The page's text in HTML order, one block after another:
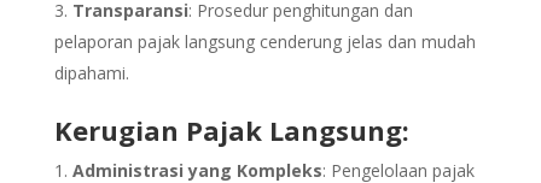
Transparansi: Prosedur penghitungan dan
pelaporan pajak langsung cenderung jelas dan mudah
dipahami.
Kerugian Pajak Langsung:
Administrasi yang Kompleks: Pengelolaan pajak